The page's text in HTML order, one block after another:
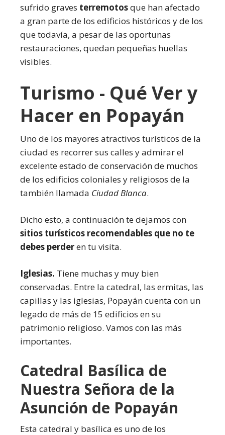
sufrido graves terremotosque han afectado
a gran parte de los edificios históricos y de los
que todavía, a pesar de las oportunas
restauraciones, quedan pequeñas huellas
visibles.
Turismo - Qué Ver y
Hacer en Popayán
Uno de los mayores atractivos turísticos de la
ciudad es recorrer sus calles y admirar el
excelente estado de conservación de muchos
de los edificios coloniales y religiosos de la
también llamada Ciudad Blanca.
Dicho esto, a continuación te dejamos con
sitios turísticos recomendables que no te
debes perderen tu visita.
Iglesias. Tiene muchas y muy bien
conservadas. Entre la catedral, las ermitas, las
capillas y las iglesias, Popayán cuenta con un
legado de más de 15 edificios en su
patrimonio religioso. Vamos con las más
importantes.
Catedral Basílica de
Nuestra Señora de la
Asunción de Popayán
Esta catedral y basílica es uno de los